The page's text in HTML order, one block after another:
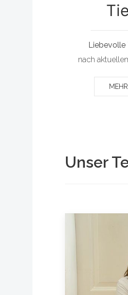
Liebevolle
nach
Unser